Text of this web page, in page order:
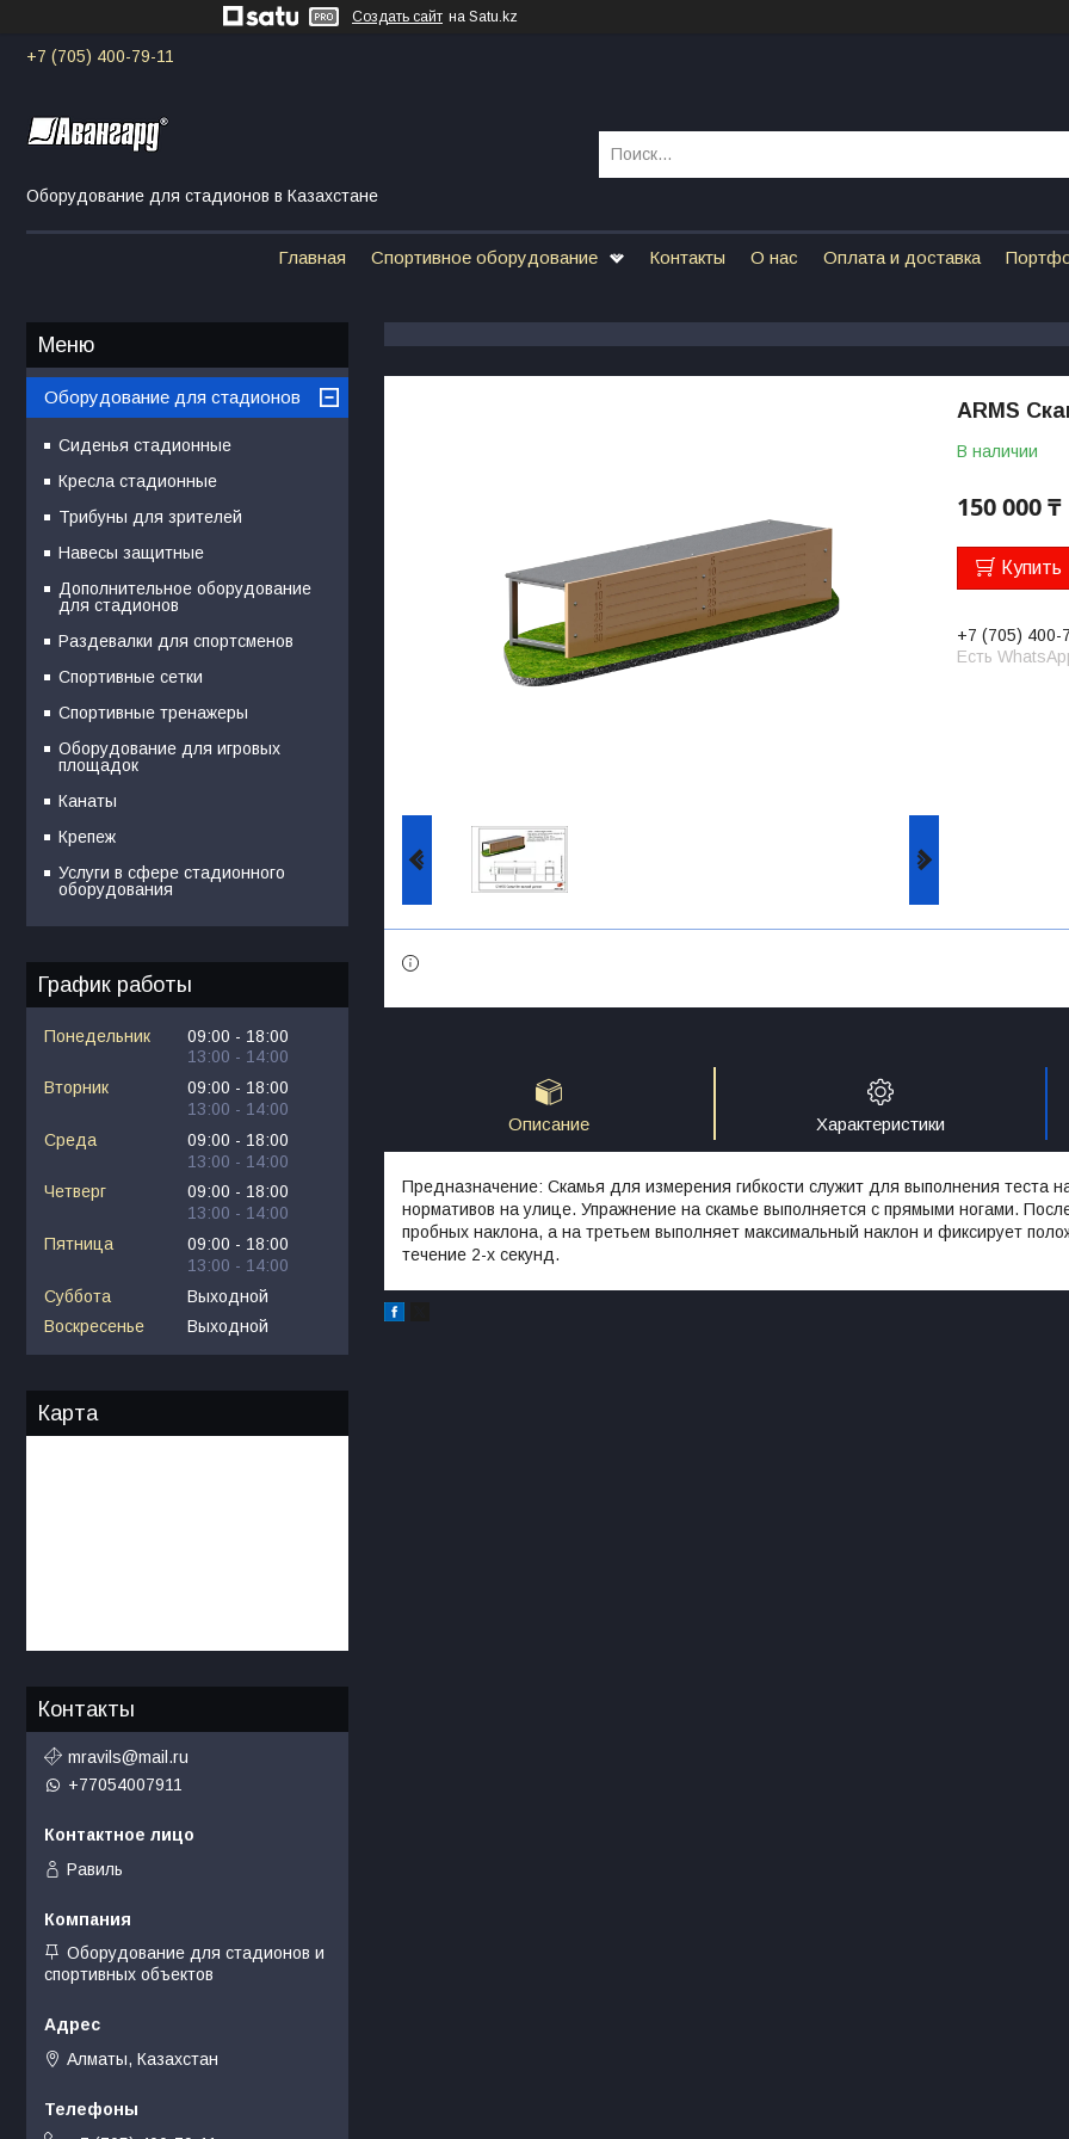
Создать сайт на Satu.kz
+7 (705) 400-79-11
Оборудование для стадионов в Казахстане
Главная Спортивное оборудование Контакты О нас Оплата и доставка
ARMS
В наличии
150 000 ₸
Купить
+7 (705) 400-
Есть
Описание Характеристики
Предназначение: Скамья для измерения гибкости служит для выполнения теста
нормативов на улице. Упражнение на скамье выполняется с прямыми ногами.
пробных наклона, а на третьем выполняет максимальный наклон и фиксирует
течение 2-х секунд.
Оборудование для стадионов
Сиденья стадионные
Кресла стадионные
Трибуны для зрителей
Навесы защитные
Дополнительное оборудование
для стадионов
Раздевалки для спортсменов
Спортивные сетки
Спортивные тренажеры
Оборудование для игровых
площадок
Канаты
Крепеж
Услуги в сфере стадионного
оборудования
График работы
Понедельник 09:00
18:00
13:00
14:00
Вторник
09:00
18:00
13:00
14:00
Среда
09:00
18:00
13:00
14:00
Четверг
09:00
18:00
13:00
14:00
Пятница
09:00
18:00
13:00
14:00
Суббота
Выходной
Воскресенье
Выходной
Карта
Контакты
mravils@mail.ru
+77054007911
Равиль
Оборудование для стадионов и
спортивных объектов
Алматы, Казахстан